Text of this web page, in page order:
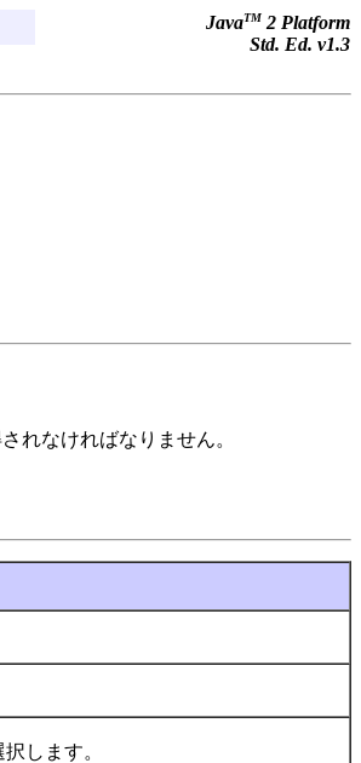
JavaTM 2 Platform
Std. Ed. v1.3
れなければなりません。
します。